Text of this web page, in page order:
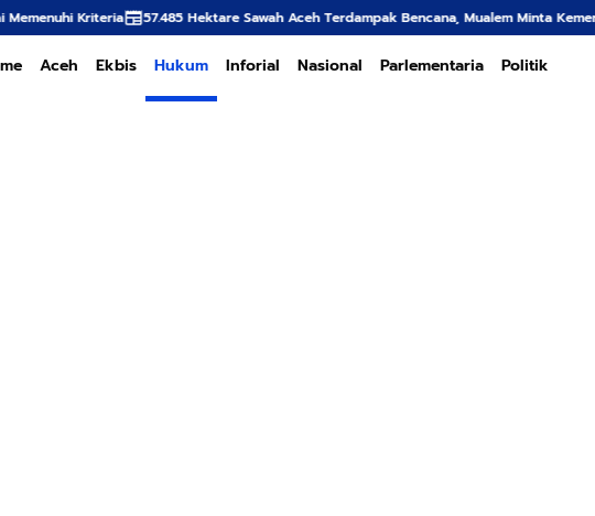
Hektare Sawah Aceh Terdampak Bencana, Mualem Minta Kementan Percepat Pemulihan
Aceh Ekbis Hukum Inforial Nasional Parlementaria Politik